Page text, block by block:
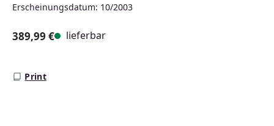
Erscheinungsdatum: 10/2003
389,99 € lieferbar
Print